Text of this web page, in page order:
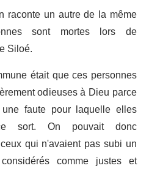
raconte un autre de la même
sont mortes lors de
Siloé.
était que ces personnes
odieuses à Dieu parce
faute pour laquelle elles
sort. On pouvait donc
qui n'avaient pas subi un
comme justes et